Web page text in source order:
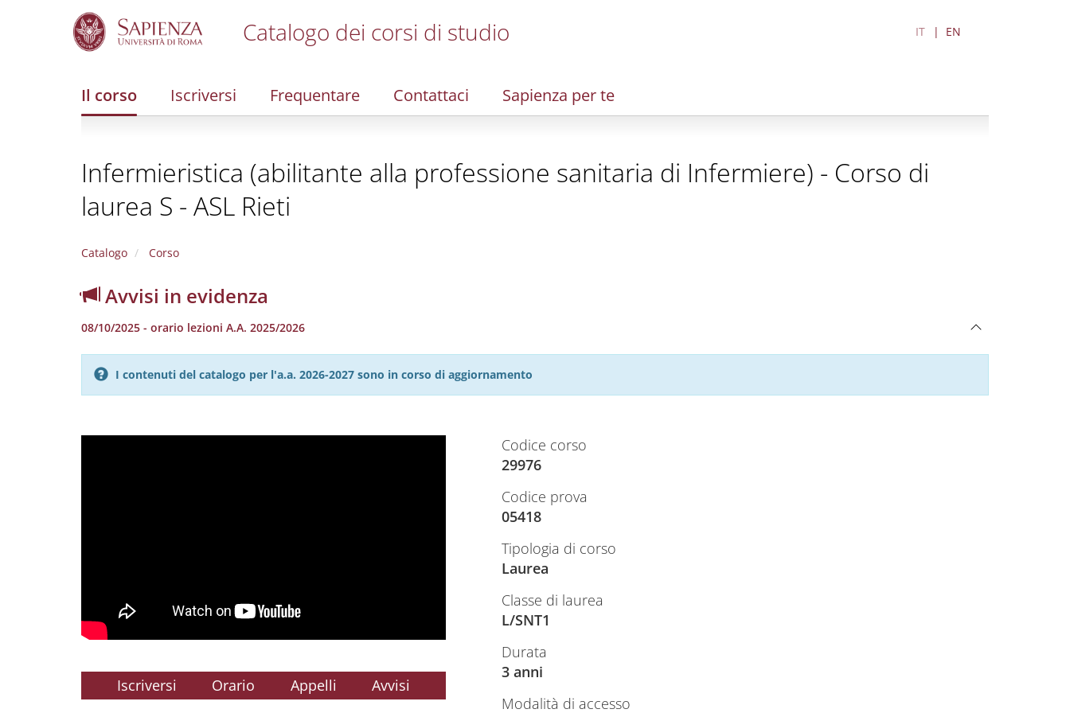
Catalogo dei corsi di studio IT EN
Il corso Iscriversi Frequentare Contattaci Sapienza per te
Infermieristica (abilitante alla professione sanitaria di Infermiere) - Corso di
laurea S - ASL Rieti
Catalogo Corso
Avvisi in evidenza
08/10/2025 - orario lezioni A.A. 2025/2026
I contenuti del catalogo per l'a.a. 2026-2027 sono in corso di aggiornamento
Iscriversi Orario Appelli Avvisi
Codice corso
29976
Codice prova
05418
Tipologia di corso
Laurea
Classe di laurea
L/SNT1
Durata
3 anni
Modalità di accesso